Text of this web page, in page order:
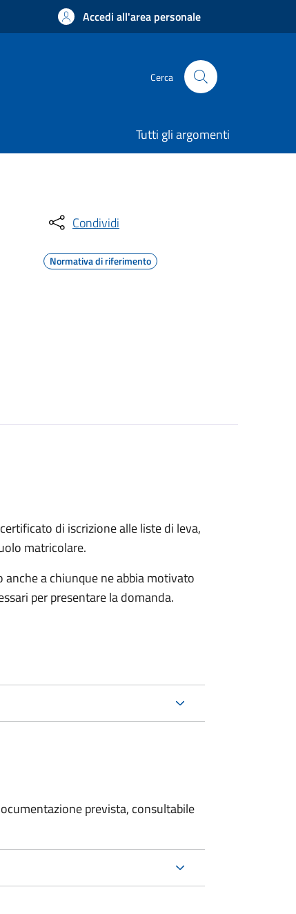
Accedi all'area personale
Cerca
Tutti gli argomenti
Condividi
Normativa di riferimento
di iscrizione alle liste di leva,
matricolare.
a chiunque ne abbia motivato
per presentare la domanda.
prevista, consultabile